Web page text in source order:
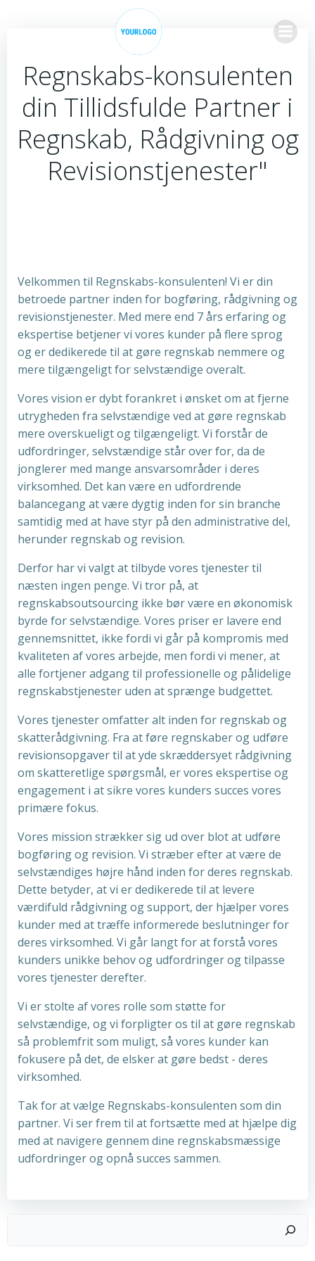
til
indhold
Regnskabs-konsulenten
din Tillidsfulde Partner i
Regnskab, Rådgivning og
Revisionstjenester"
Velkommen til Regnskabs-konsulenten! Vi er din
betroede partner inden for bogføring, rådgivning og
revisionstjenester. Med mere end 7 års erfaring og
ekspertise betjener vi vores kunder på flere sprog
og er dedikerede til at gøre regnskab nemmere og
mere tilgængeligt for selvstændige overalt.
Vores vision er dybt forankret i ønsket om at fjerne
utrygheden fra selvstændige ved at gøre regnskab
mere overskueligt og tilgængeligt. Vi forstår de
udfordringer, selvstændige står over for, da de
jonglerer med mange ansvarsområder i deres
virksomhed. Det kan være en udfordrende
balancegang at være dygtig inden for sin branche
samtidig med at have styr på den administrative del,
herunder regnskab og revision.
Derfor har vi valgt at tilbyde vores tjenester til
næsten ingen penge. Vi tror på, at
regnskabsoutsourcing ikke bør være en økonomisk
byrde for selvstændige. Vores priser er lavere end
gennemsnittet, ikke fordi vi går på kompromis med
kvaliteten af vores arbejde, men fordi vi mener, at
alle fortjener adgang til professionelle og pålidelige
regnskabstjenester uden at sprænge budgettet.
Vores tjenester omfatter alt inden for regnskab og
skatterådgivning. Fra at føre regnskaber og udføre
revisionsopgaver til at yde skræddersyet rådgivning
om skatteretlige spørgsmål, er vores ekspertise og
engagement i at sikre vores kunders succes vores
primære fokus.
Vores mission strækker sig ud over blot at udføre
bogføring og revision. Vi stræber efter at være de
selvstændiges højre hånd inden for deres regnskab.
Dette betyder, at vi er dedikerede til at levere
værdifuld rådgivning og support, der hjælper vores
kunder med at træffe informerede beslutninger for
deres virksomhed. Vi går langt for at forstå vores
kunders unikke behov og udfordringer og tilpasse
vores tjenester derefter.
Vi er stolte af vores rolle som støtte for
selvstændige, og vi forpligter os til at gøre regnskab
så problemfrit som muligt, så vores kunder kan
fokusere på det, de elsker at gøre bedst - deres
virksomhed.
Tak for at vælge Regnskabs-konsulenten som din
partner. Vi ser frem til at fortsætte med at hjælpe dig
med at navigere gennem dine regnskabsmæssige
udfordringer og opnå succes sammen.